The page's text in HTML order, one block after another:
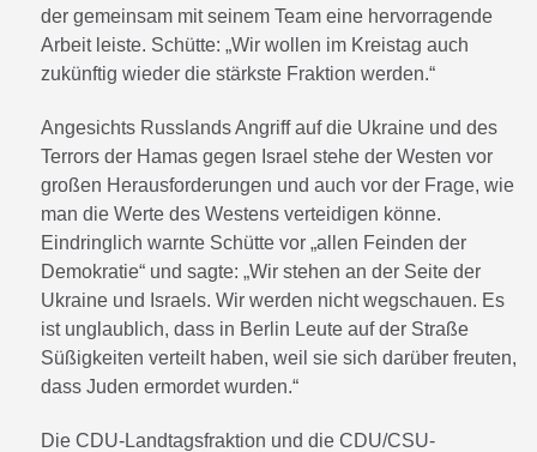
der gemeinsam mit seinem Team eine hervorragende
Arbeit leiste. Schütte: „Wir wollen im Kreistag auch
zukünftig wieder die stärkste Fraktion werden.“
Angesichts Russlands Angriff auf die Ukraine und des
Terrors der Hamas gegen Israel stehe der Westen vor
großen Herausforderungen und auch vor der Frage, wie
man die Werte des Westens verteidigen könne.
Eindringlich warnte Schütte vor „allen Feinden der
Demokratie“ und sagte: „Wir stehen an der Seite der
Ukraine und Israels. Wir werden nicht wegschauen. Es
ist unglaublich, dass in Berlin Leute auf der Straße
Süßigkeiten verteilt haben, weil sie sich darüber freuten,
dass Juden ermordet wurden.“
Die CDU-Landtagsfraktion und die CDU/CSU-